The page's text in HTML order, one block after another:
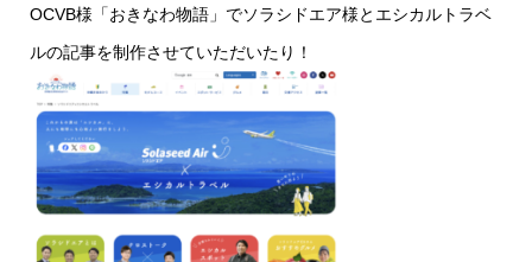
OCVB様「おきなわ物語」でソラシドエア様とエシカルトラベ
ルの記事を制作させていただいたり！